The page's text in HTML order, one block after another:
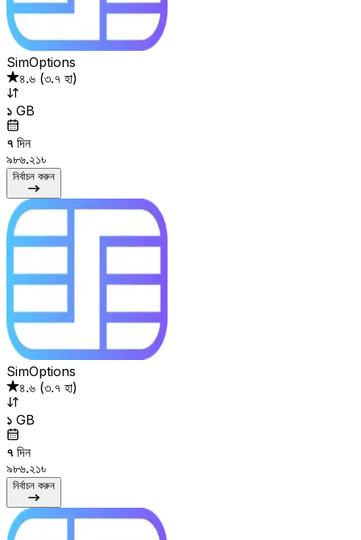
SimOptions
৪.৬ (৩.৭ হা)
১ GB
৭ দিন
৯৮৬.২১৳
নির্বাচন করুন
SimOptions
৪.৬ (৩.৭ হা)
১ GB
৭ দিন
৯৮৬.২১৳
নির্বাচন করুন